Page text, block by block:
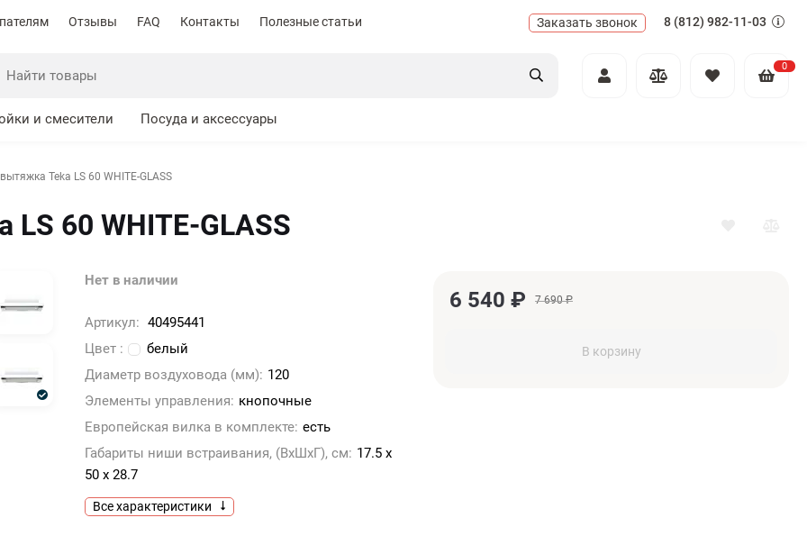
Отзывы FAQ Контакты Полезные статьи Заказать звонок 8 (812) 982-11-03
0
и смесители Посуда и аксессуары
Teka LS 60 WHITE-GLASS
60 WHITE-GLASS
Нет в наличии
Артикул: 40495441
Цвет :
белый
Диаметр воздуховода (мм): 120
Элементы управления: кнопочные
Европейская вилка в комплекте: есть
Габариты ниши встраивания, (ВхШхГ), см: 17.5 х
50 х 28.7
Все характеристики
6 540 ₽ 7 690₽
В корзину